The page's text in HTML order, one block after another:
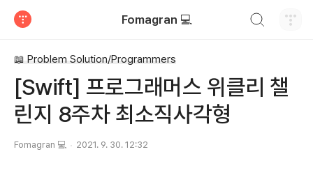
Fomagran 💻
📖 Problem Solution/Programmers
[Swift] 프로그래머스 위클리 챌
린지 8주차 최소직사각형
Fomagran 💻 2021. 9. 30. 12:32